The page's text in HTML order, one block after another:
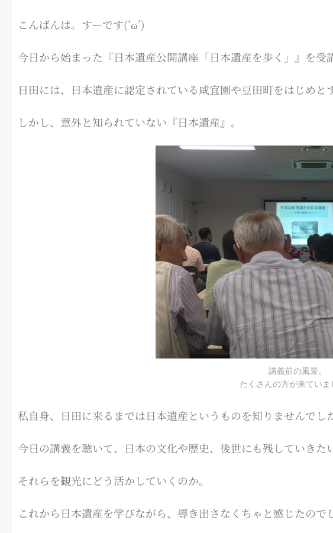
こんばんは。すーです(‘ω’)
今日から始まった『日本遺産公開講座「日本遺産を歩く」』を受
日田には、日本遺産に認定されている咸宜園や豆田町をはじめと
しかし、意外と知られていない『日本遺産』。
講義前の風景。
たくさんの方が来ていま
私自身、日田に来るまでは日本遺産というものを知りませんでし
今日の講義を聴いて、日本の文化や歴史、後世にも残していきた
それらを観光にどう活かしていくのか。
これから日本遺産を学びながら、導き出さなくちゃと感じたので